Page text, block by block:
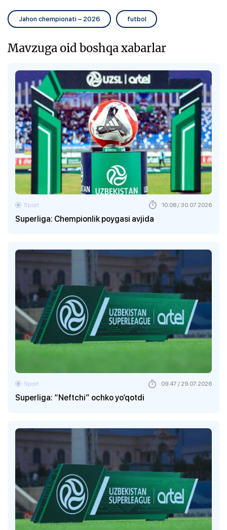
Jahon chempionati – 2026 futbol
Mavzuga oid boshqa xabarlar
Superliga: Chempionlik poygasi avjida
Sport 10:08 / 30.07.2026
Superliga: “Neftchi” ochko yo‘qotdi
Sport 09:47 / 29.07.2026